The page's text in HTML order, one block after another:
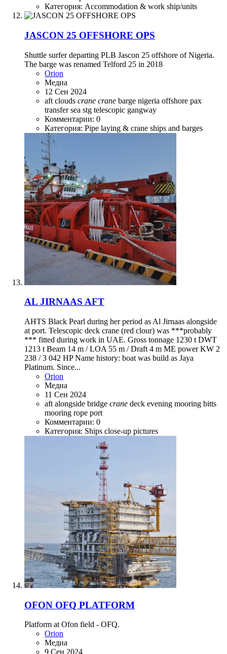
Категория: Accommodation & work ship/units
JASCON 25 OFFSHORE OPS
Shuttle surfer departing PLB Jascon 25 offshore of Nigeria.
The barge was renamed Telford 25 in 2018
Orion
Медиа
12 Сен 2024
aft clouds crane crane barge nigeria offshore pax
transfersea stg telescopic gangway
Комментарии: 0
Категория: Pipe laying & crane ships and barges
AL JIRNAAS AFT
AHTS Black Pearl during her period as Al Jirnaas alongside
at port. Telescopic deck crane (red clour) was ***probably
*** fitted during work in UAE. Gross tonnage 1230 t DWT
1213 t Beam 14 m / LOA 55 m / Draft 4 m ME power KW 2
238 / 3 042 HP Name history: boat was build as Jaya
Platinum. Since...
Orion
Медиа
11 Сен 2024
aft alongside bridge crane deck evening mooring bitts
mooring rope port
Комментарии: 0
Категория: Ships close-up pictures
OFON OFQ PLATFORM
Platform at Ofon field - OFQ.
Orion
Медиа
9 Сен 2024